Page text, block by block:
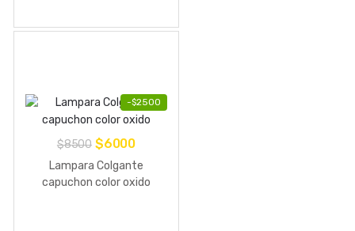
-$2500
$8500 El
precio
original
$6000El
precio
actual
Lampara Colgante
capuchon color oxido